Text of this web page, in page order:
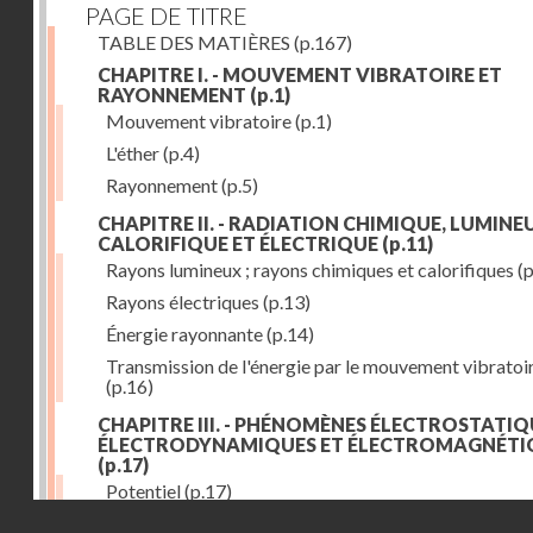
PAGE DE TITRE
TABLE DES MATIÈRES (p.167)
CHAPITRE I. - MOUVEMENT VIBRATOIRE ET
RAYONNEMENT (p.1)
Mouvement vibratoire(p.1)
L'éther(p.4)
Rayonnement(p.5)
CHAPITRE II. - RADIATION CHIMIQUE,
CALORIFIQUE ET ÉLECTRIQUE (p.11)
Rayons lumineux ; rayons chimiques et calorifiques
Rayons électriques (p.13)
Énergie rayonnante(p.14)
Transmission de l'énergie par le mouvement
(p.16)
CHAPITRE III. - PHÉNOMÈNES
ÉLECTRODYNAMIQUES ET
(p.17)
Potentiel(p.17)